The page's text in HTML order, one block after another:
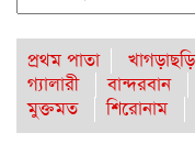
আত্রাইয়ে যথাযোগ্য
ঝালকাঠিতে জুলাই
রাবিপ্রবি’তে ‘জুলাই
প্রথম পাতা খাগড়াছড়ি
গ্যালারী
বান্দরবান
মুক্তমত
শিরোনাম